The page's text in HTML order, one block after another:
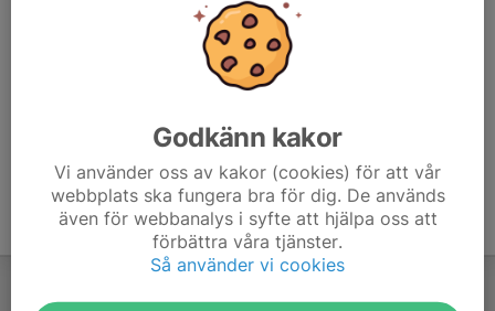
Ledarna tar med sig sina spelare lagvis så kör vi flödet
som vanligt genom klubbstugan. In genom framdörren
och ut på sidan. Samla gruppen så tar vi ett trevligt kort
Godkänn kakor
Vi använder oss av kakor (cookies) för att vår
webbplats ska fungera bra för dig. De används
även för webbanalys i syfte att hjälpa oss att
förbättra våra tjänster.
Så använder vi cookies